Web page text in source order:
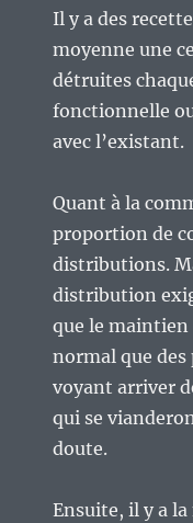
Il y a des
moyenne une
détruites
fonctionnelle
avec l’existant.
Quant à la
proportion de
distributions.
distribution
que le
normal que des
voyant arriver
qui se
doute.
Ensuite, il y a